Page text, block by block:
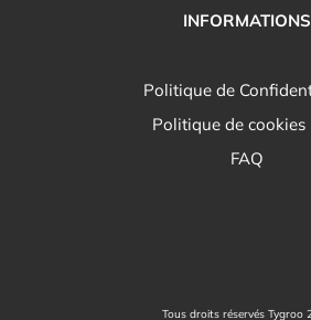
INFORMATIONS
Politique de
Politique de cookies
FAQ
Tous droits réservés Tygroo